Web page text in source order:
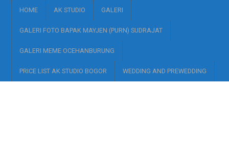
HOME AK STUDIO GALERI
GALERI FOTO BAPAK MAYJEN (PURN) SUDRAJAT
GALERI MEME OCEHANBURUNG
PRICE LIST AK STUDIO BOGOR WEDDING AND PREWEDDING